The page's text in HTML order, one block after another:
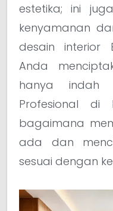
estetika; ini
kenyamanan
desain interior
Anda
hanya indah
Profesional di
bagaimana
ada dan
sesuai dengan